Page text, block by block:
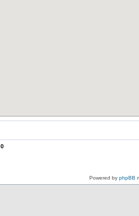
0
Powered by phpBB